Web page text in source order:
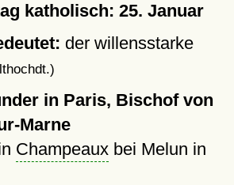
katholisch: 25. Januar
der willensstarke
in Paris, Bischof von
Marne
Champeauxbei Melun in